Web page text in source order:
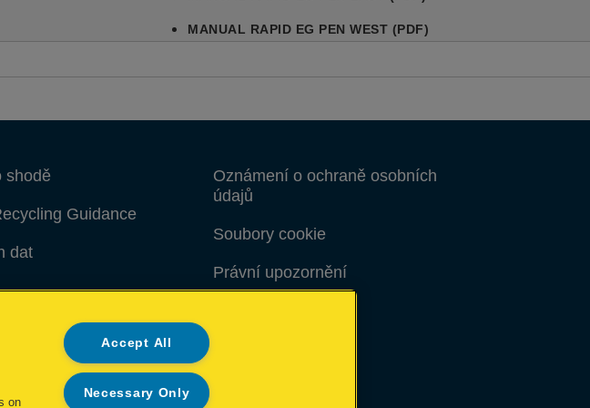
MANUAL RAPID EG PEN WEST (PDF)
shodě
Guidance
dat
Oznámení o ochraně osobních
údajů
Soubory cookie
Právní upozornění
on
Accept All
Necessary Only